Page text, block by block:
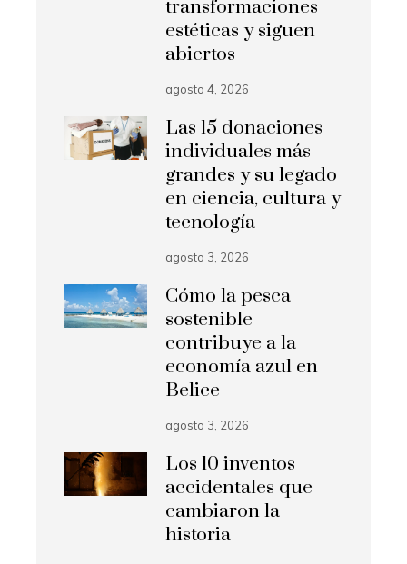
transformaciones
estéticas y siguen
abiertos
agosto 4, 2026
Las 15 donaciones
individuales más
grandes y su legado
en ciencia, cultura y
tecnología
agosto 3, 2026
Cómo la pesca
sostenible
contribuye a la
economía azul en
Belice
agosto 3, 2026
Los 10 inventos
accidentales que
cambiaron la
historia